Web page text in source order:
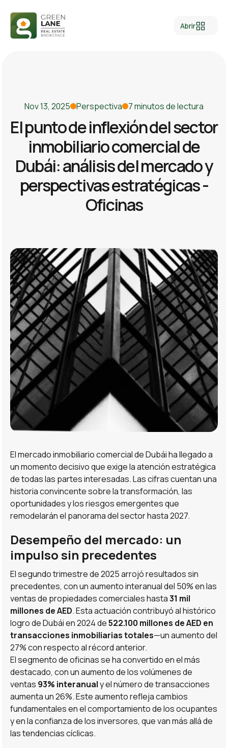
Abrir
Nov 13, 2025 Perspectiva 7 minutos de lectura
El punto de inflexión del sector
inmobiliario comercial de
Dubái: análisis del mercado y
perspectivas estratégicas -
Oficinas
El mercado inmobiliario comercial de Dubái ha llegado a
un momento decisivo que exige la atención estratégica
de todas las partes interesadas. Las cifras cuentan una
historia convincente sobre la transformación, las
oportunidades y los riesgos emergentes que
remodelarán el panorama del sector hasta 2027.
Desempeño del mercado: un
impulso sin precedentes
El segundo trimestre de 2025 arrojó resultados sin
precedentes, con un aumento interanual del 50% en las
ventas de propiedades comerciales hasta31 mil
millones de AED. Esta actuación contribuyó al histórico
logro de Dubái en 2024 de522.100 millones de AED en
transacciones inmobiliarias totales—un aumento del
27% con respecto al récord anterior.
El segmento de oficinas se ha convertido en el más
destacado, con un aumento de los volúmenes de
ventas 93% interanualy el número de transacciones
aumenta un 26%. Este aumento refleja cambios
fundamentales en el comportamiento de los ocupantes
y en la confianza de los inversores, que van más allá de
las tendencias cíclicas.